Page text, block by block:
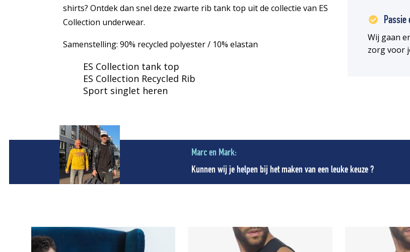
shirts? Ontdek dan snel deze zwarte rib tank top uit de collectie van ES
Collection underwear.
Samenstelling: 90% recycled polyester / 10% elastan
ES Collection tank top
ES Collection Recycled Rib
Sport singlet heren
Passie
Wij gaan
zorg voor
Marc en Mark:
Kunnen wij je helpen bij het maken van een leuke keuze ?